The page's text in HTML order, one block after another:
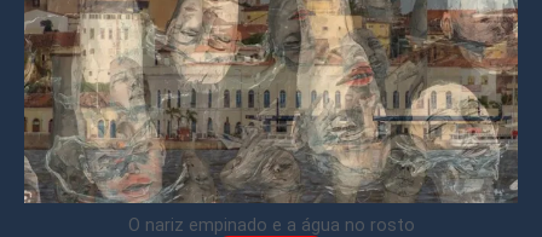
O nariz empinado e a água no rosto